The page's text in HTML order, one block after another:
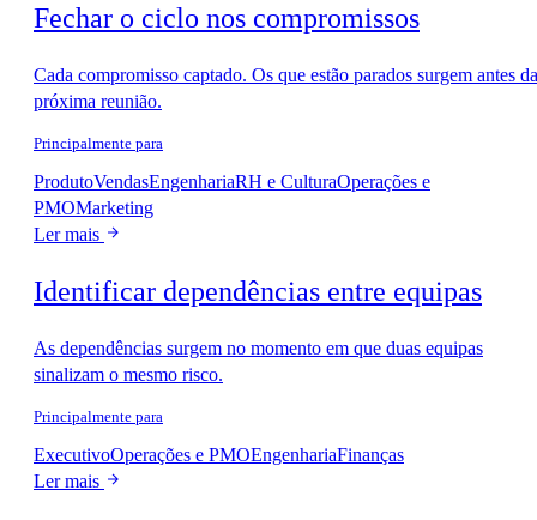
Fechar o ciclo nos compromissos
Cada compromisso captado. Os que estão parados surgem antes da
próxima reunião.
Principalmente para
ProdutoVendasEngenhariaRH e CulturaOperações e
PMOMarketing
Ler mais
Identificar dependências entre equipas
As dependências surgem no momento em que duas equipas
sinalizam o mesmo risco.
Principalmente para
ExecutivoOperações e PMOEngenhariaFinanças
Ler mais